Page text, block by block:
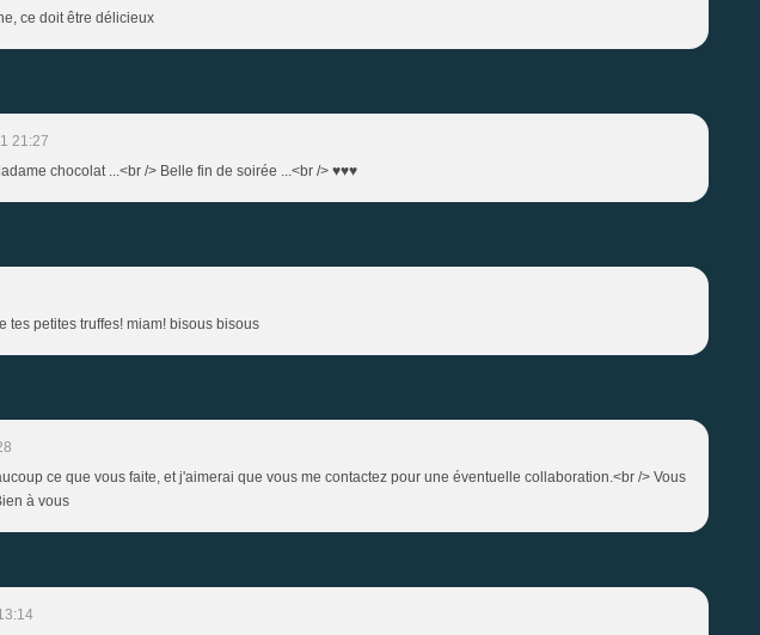
ce doit être délicieux
21:27
chocolat ...<br /> Belle fin de soirée ...<br /> ♥♥♥
tes petites truffes! miam! bisous bisous
ce que vous faite, et j'aimerai que vous me contactez pour une éventuelle collaboration.<br /> Vous
à vous